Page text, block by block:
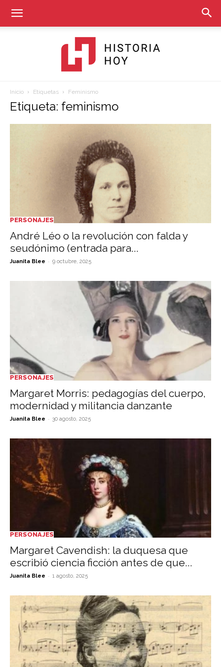
Hoy
Inicio Etiquetas Feminismo
Etiqueta: feminismo
PERSONAJES
André Léo o la revolución con falda y
seudónimo (entrada para...
Juanita Blee - 9 octubre, 2025
PERSONAJES
Margaret Morris: pedagogías del cuerpo,
modernidad y militancia danzante
Juanita Blee - 30 agosto, 2025
PERSONAJES
Margaret Cavendish: la duquesa que
escribió ciencia ficción antes de que...
Juanita Blee - 1 agosto, 2025